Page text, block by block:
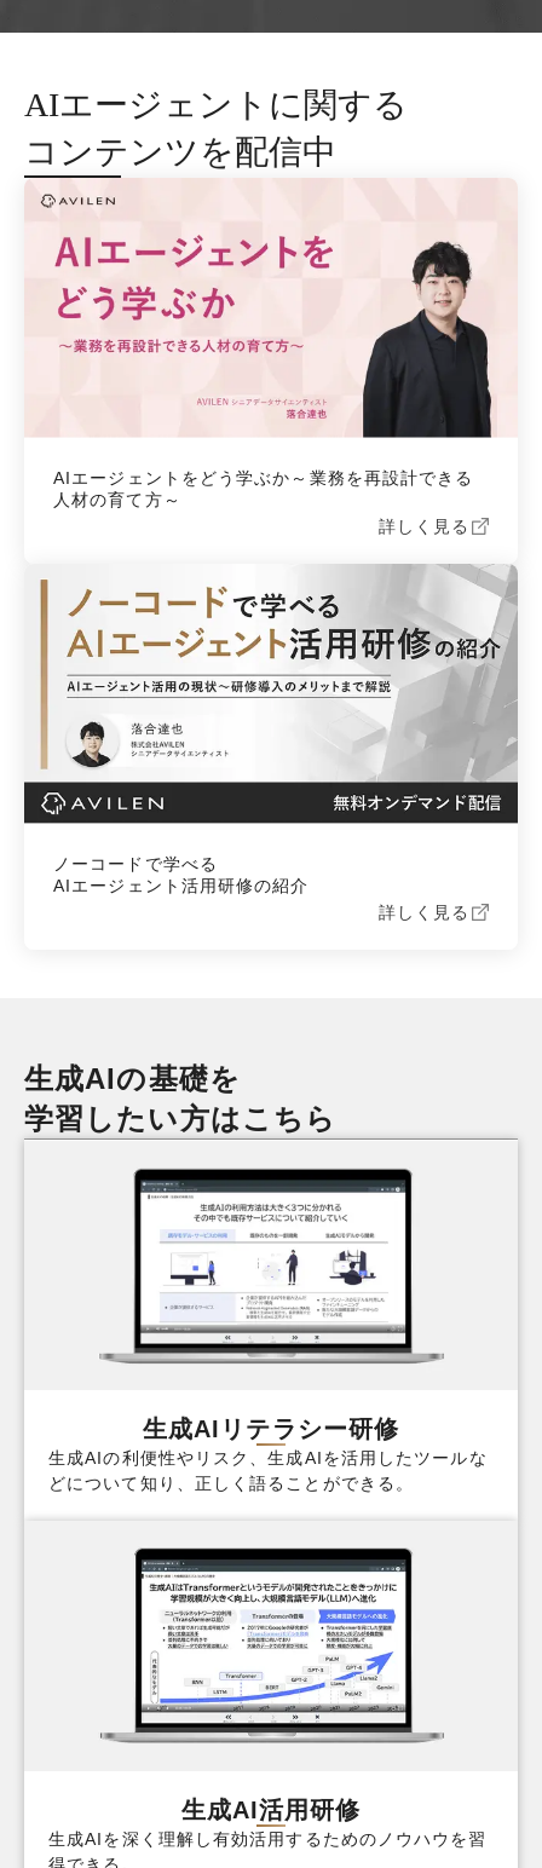
AIエージェントに関する
コンテンツを配信中
AIエージェントをどう学ぶか～業務を再設計できる
人材の育て方～
詳しく見る
ノーコードで学べる
AIエージェント活用研修の紹介
詳しく見る
生成AIの基礎を
学習したい方はこちら
生成AIリテラシー研修
生成AIの利便性やリスク、生成AIを活用したツールな
どについて知り、正しく語ることができる。
生成AI活用研修
生成AIを深く理解し有効活用するためのノウハウを習
得できる。